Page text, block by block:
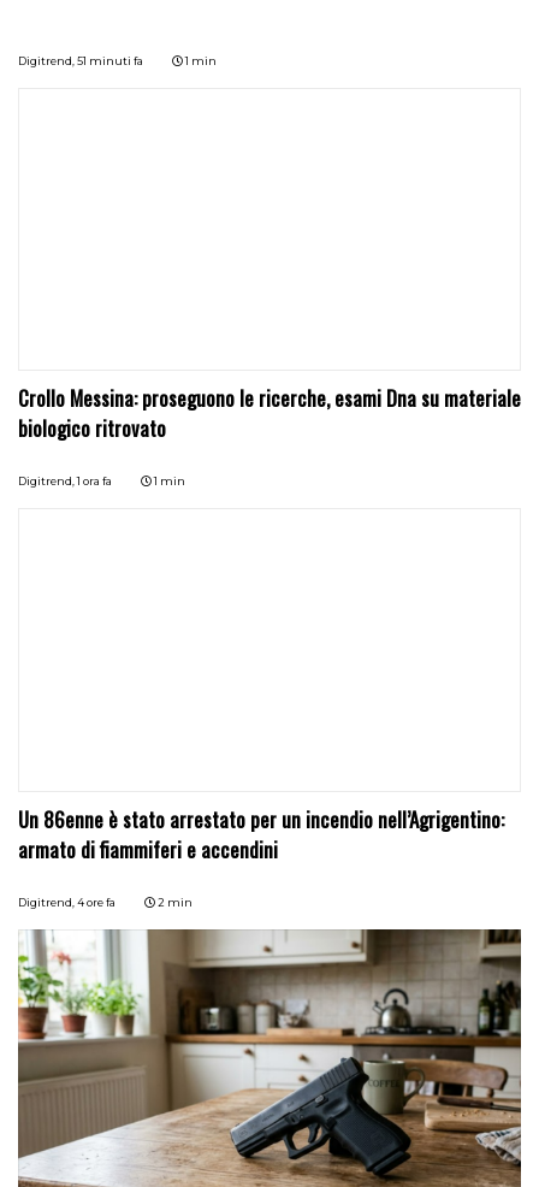
Digitrend,51 minuti fa 1 min
Crollo Messina: proseguono le ricerche, esami Dna su materiale
biologico ritrovato
Digitrend,1 ora fa 1 min
Un 86enne è stato arrestato per un incendio nell’Agrigentino:
armato di fiammiferi e accendini
Digitrend, 4 ore fa 2 min